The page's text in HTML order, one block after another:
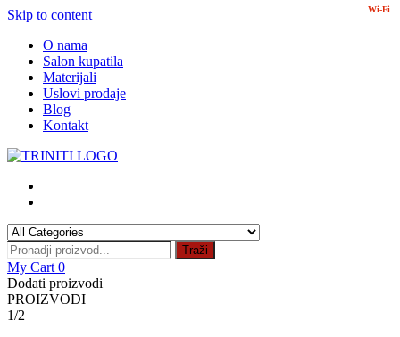
Skip to content
O nama
Salon kupatila
Materijali
Uslovi prodaje
Blog
Kontakt
Traži
My Cart 0
Dodati proizvodi
PROIZVODI
1/2
Wi-Fi